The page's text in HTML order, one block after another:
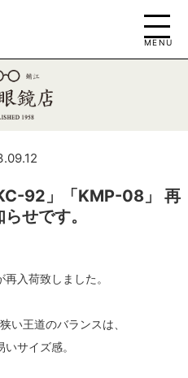
MENU
92」「KMP-08」 再
せです。
入荷致しました。
い王道のバランスは、
サイズ感。